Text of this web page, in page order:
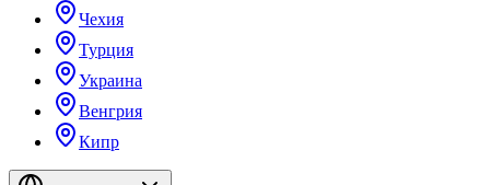
Чехия
Турция
Украина
Венгрия
Кипр